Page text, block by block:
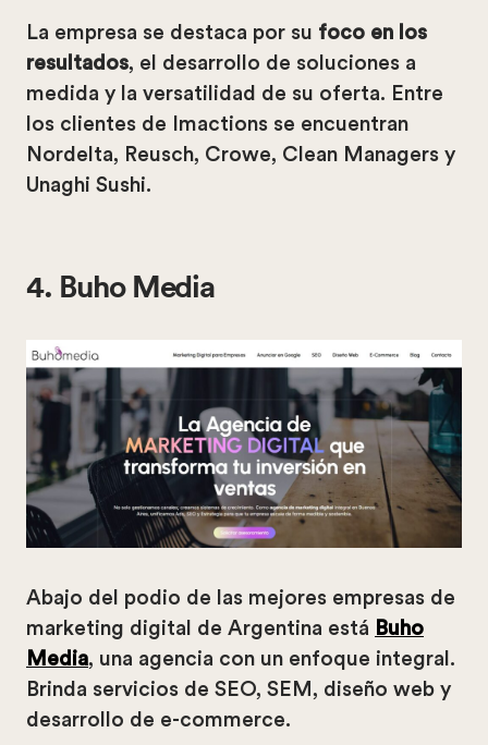
La empresa se destaca por su foco en los
resultados, el desarrollo de soluciones a
medida y la versatilidad de su oferta. Entre
los clientes de Imactions se encuentran
Nordelta, Reusch, Crowe, Clean Managers y
Unaghi Sushi.
4. Buho Media
Abajo del podio de las mejores empresas de
marketing digital de Argentina está Buho
Media, una agencia con un enfoque integral.
Brinda servicios de SEO, SEM, diseño web y
desarrollo de e-commerce.